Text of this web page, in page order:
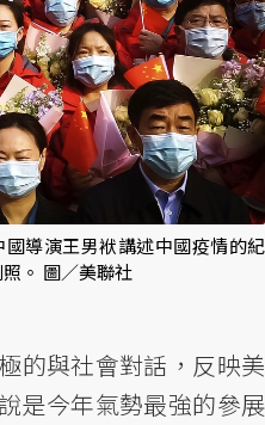
導演王男袱講述中國疫情的紀
。 圖／美聯社
的與社會對話，反映美
是今年氣勢最強的參展